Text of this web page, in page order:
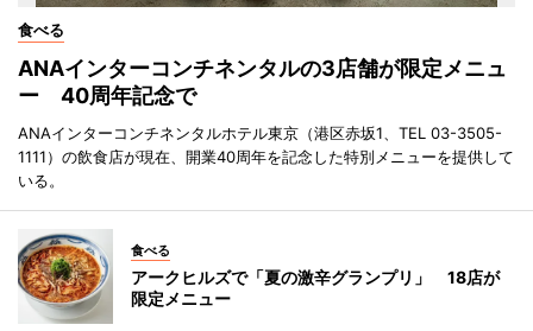
食べる
ANAインターコンチネンタルの3店舗が限定メニュ
ー 40周年記念で
ANAインターコンチネンタルホテル東京（港区赤坂1、TEL 03-3505-
1111）の飲食店が現在、開業40周年を記念した特別メニューを提供して
いる。
食べる
アークヒルズで「夏の激辛グランプリ」 18店が
限定メニュー